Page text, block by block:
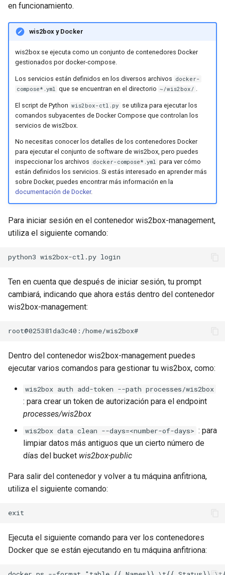
en funcionamiento.
wis2box y Docker
wis2box se ejecuta como un conjunto de contenedores Docker
gestionados por docker-compose.
Los servicios están definidos en los diversos archivos docker-
compose*.yml que se encuentran en el directorio ~/wis2box/
El script de Python wis2box-ctl.py se utiliza para ejecutar los
comandos subyacentes de Docker Compose que controlan los
servicios de wis2box.
No necesitas conocer los detalles de los contenedores Docker
para ejecutar el conjunto de software de wis2box, pero puedes
inspeccionar los archivos docker-compose*.yml para ver cómo
están definidos los servicios. Si estás interesado en aprender más
sobre Docker, puedes encontrar más información en la
documentación de Docker.
Para iniciar sesión en el contenedor wis2box-management,
utiliza el siguiente comando:
Ten en cuenta que después de iniciar sesión, tu prompt
cambiará, indicando que ahora estás dentro del contenedor
wis2box-management:
Dentro del contenedor wis2box-management puedes
ejecutar varios comandos para gestionar tu wis2box, como:
wis2box auth add-token --path processes/wis2box
: para crear un token de autorización para el endpoint
processes/wis2box
wis2box data clean --days=<number-of-days> : para
limpiar datos más antiguos que un cierto número de
días del bucket wis2box-public
Para salir del contenedor y volver a tu máquina anfitriona,
utiliza el siguiente comando:
Ejecuta el siguiente comando para ver los contenedores
Docker que se están ejecutando en tu máquina anfitriona: